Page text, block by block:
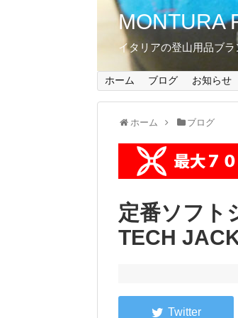
MONTURA
イタリアの登山用品ブ
ホーム ブログ お知らせ
ホーム ブログ
定番ソフト
TECH